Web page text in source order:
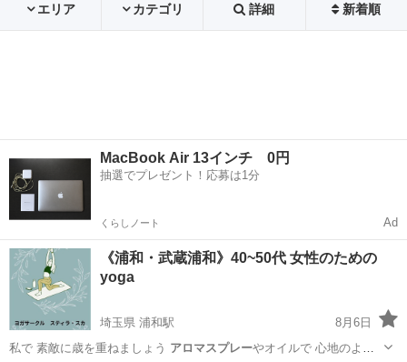
エリア カテゴリ 詳細 新着順
MacBook Air 13インチ 0円
抽選でプレゼント！応募は1分
くらしノート Ad
《浦和・武蔵浦和》40~50代 女性のための
yoga
埼玉県 浦和駅
8月6日
私で 素敵に歳を重ねましょう アロマスプレーやオイルで 心地のよい